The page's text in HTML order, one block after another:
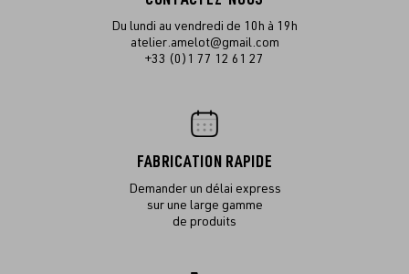
Du lundi au vendredi de 10h à 19h
atelier.amelot@gmail.com
+33 (0)1 77 12 61 27
FABRICATION RAPIDE
Demander un délai express
sur une large gamme
de produits